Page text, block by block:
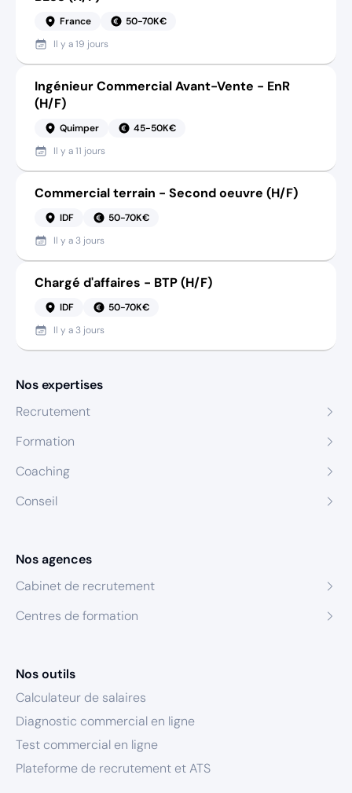
France
50-70K€
Il y a19 jours
Ingénieur Commercial Avant-Vente - EnR
(H/F)
Quimper
45-50K€
Il y a11 jours
Commercial terrain - Second oeuvre (H/F)
IDF
50-70K€
Il y a 3 jours
Chargé d'affaires - BTP (H/F)
IDF
50-70K€
Il y a 3 jours
Nos expertises
Recrutement
Formation
Coaching
Conseil
Nos agences
Cabinet de recrutement
Centres de formation
Nos outils
Calculateur de salaires
Diagnostic commercial en ligne
Test commercial en ligne
Plateforme de recrutement et ATS